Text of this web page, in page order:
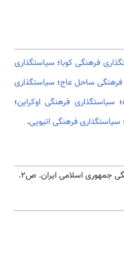
فرهنگی کوبا؛ سیاستگذاری
فرهنگی ساحل عاج؛ سیاستگذاری
؛ سیاستگذاری فرهنگی اوکراین؛
سیاستگذاری فرهنگی اتیوپی.
جمهوری اسلامی ایران. ص2.